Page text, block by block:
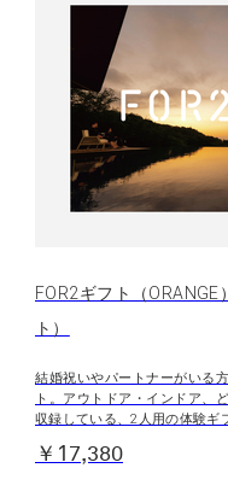
FOR2ギフト（ORANGE
ト）
結婚祝いやパートナーがいる
ト。アウトドア・インドア、
収録している、2人用の体験ギ
￥17,380